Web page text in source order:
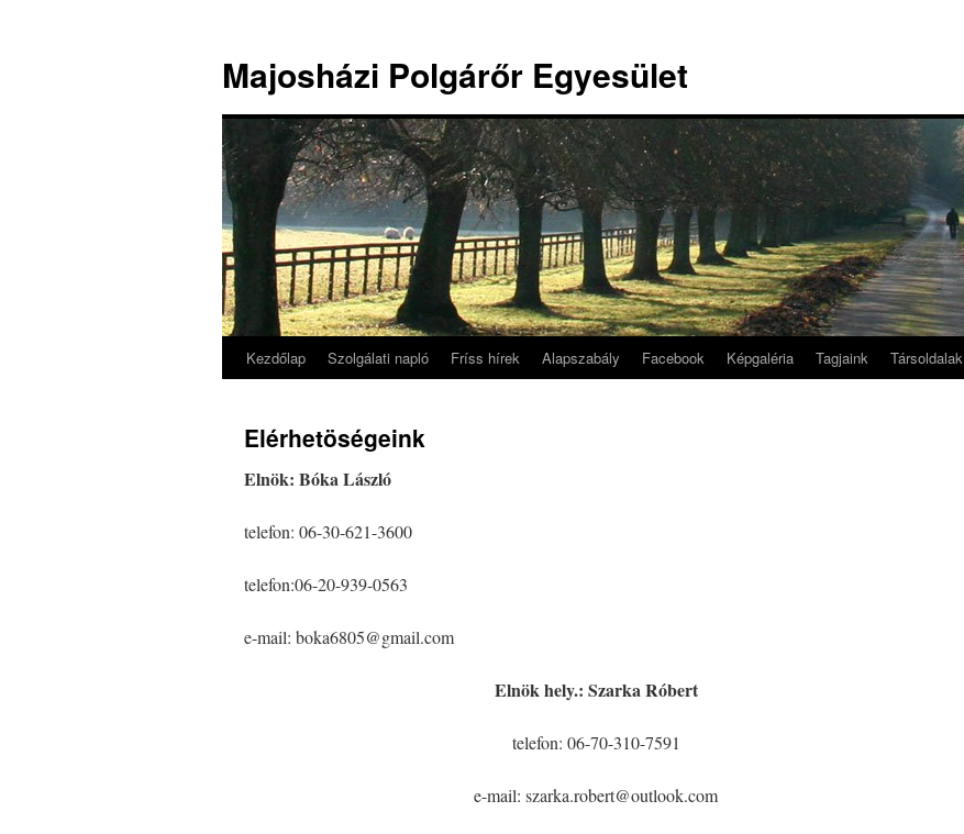
Majosházi Polgárőr Egyesület
Kilépés
tartalomba
Kezdőlap Szolgálati napló Fríss hírek Alapszabály Facebook Képgaléria Tagjaink Társoldalak
Elérhetöségeink
Elnök: Bóka László
telefon: 06-30-621-3600
telefon:06-20-939-0563
e-mail: boka6805@gmail.com
Elnök hely.: Szarka Róbert
telefon: 06-70-310-7591
e-mail: szarka.robert@outlook.com